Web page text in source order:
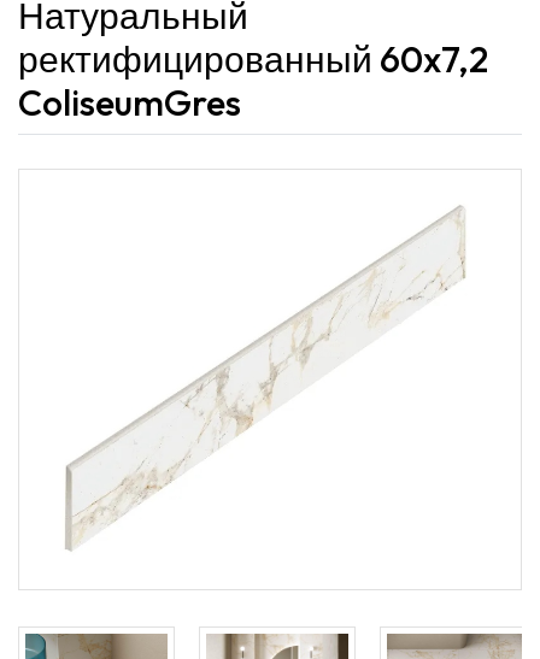
Натуральный
ректифицированный 60x7,2
ColiseumGres